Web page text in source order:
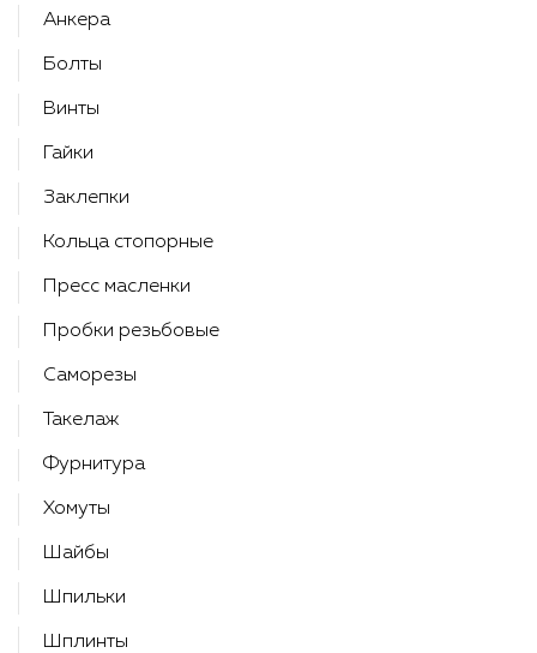
Анкера
Болты
Винты
Гайки
Заклепки
Кольца стопорные
Пресс масленки
Пробки резьбовые
Саморезы
Такелаж
Фурнитура
Хомуты
Шайбы
Шпильки
Шплинты